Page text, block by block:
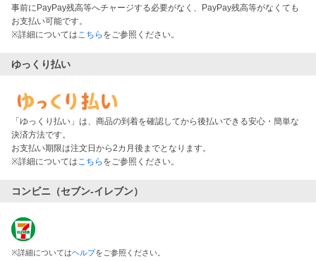
事前にPayPay残高等へチャージする必要がなく、PayPay残高等がなくても
お支払い可能です。
※詳細についてはこちら をご参照ください。
ゆっくり払い
「ゆっくり払い」は、商品の到着を確認してから後払いできる安心・簡単な
決済方法です。
お支払い期限は注文日から2カ月後までとなります。
※詳細についてはこちら をご参照ください。
コンビニ（セブン-イレブン）
※詳細についてはヘルプをご参照ください。